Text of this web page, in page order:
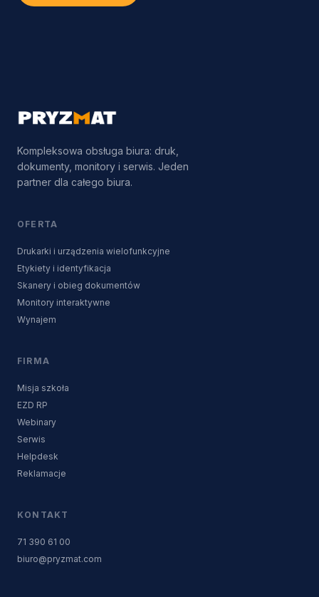
Kompleksowa obsługa biura: druk,
dokumenty, monitory i serwis. Jeden
partner dla całego biura.
OFERTA
Drukarki i urządzenia wielofunkcyjne
Etykiety i identyfikacja
Skanery i obieg dokumentów
Monitory interaktywne
Wynajem
FIRMA
Misja szkoła
EZD RP
Webinary
Serwis
Helpdesk
Reklamacje
KONTAKT
71 390 61 00
biuro@pryzmat.com